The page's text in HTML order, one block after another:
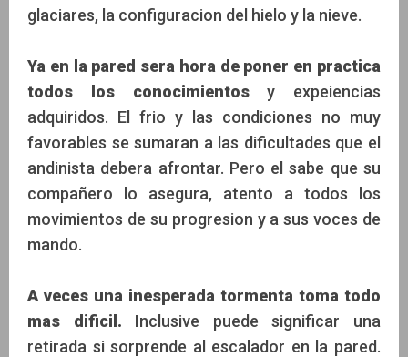
glaciares, la configuracion del hielo y la nieve.
Ya en la pared sera hora de poner en practica
todos los conocimientosy expeiencias
adquiridos. El frio y las condiciones no muy
favorables se sumaran a las dificultades que el
andinista debera afrontar. Pero el sabe que su
compañero lo asegura, atento a todos los
movimientos de su progresion y a sus voces de
mando.
A veces una inesperada tormenta toma todo
mas dificil. Inclusive puede significar una
retirada si sorprende al escalador en la pared.